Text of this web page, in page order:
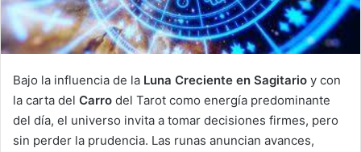
Bajo la influencia de la Luna Creciente en Sagitario y con
la carta del Carro del Tarot como energía predominante
del día, el universo invita a tomar decisiones firmes, pero
sin perder la prudencia. Las runas anuncian avances,